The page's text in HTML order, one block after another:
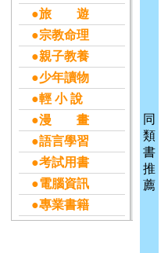
●旅 遊
●宗教命理
●親子教養
●少年讀物
●輕 小 說
●漫 畫
●語言學習
●考試用書
●電腦資訊
●專業書籍
同
類
書
推
薦